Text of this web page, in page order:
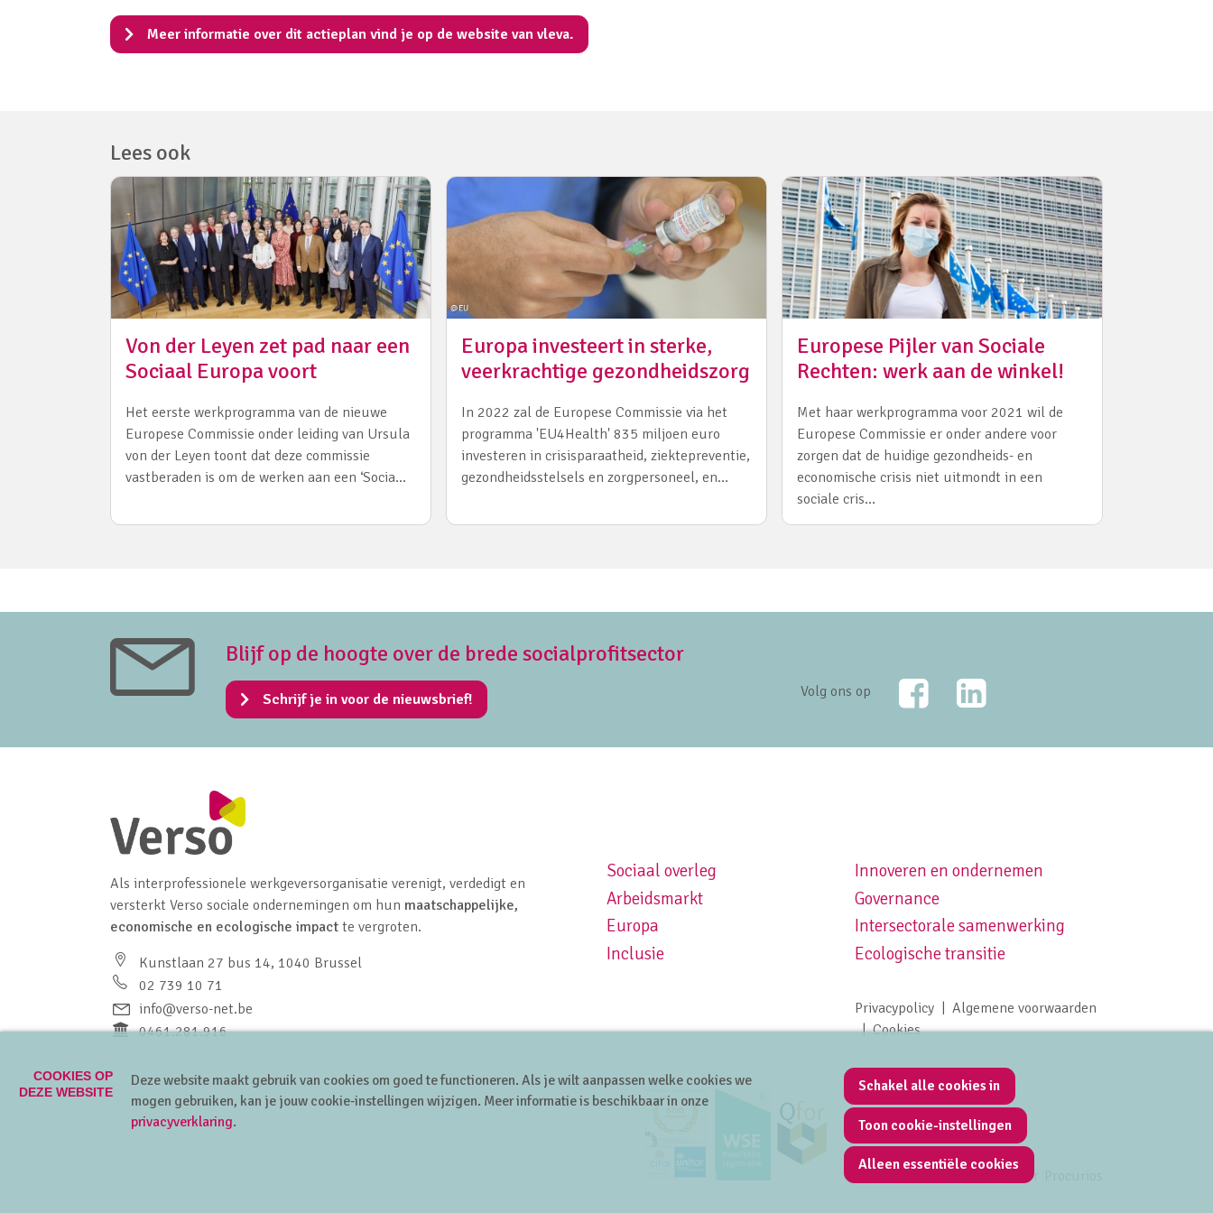
Meer informatie over dit actieplan vind je op de website van vleva.
Lees ook
Von der Leyen zet pad naar een
Sociaal Europa voort
Het eerste werkprogramma van de nieuwe
Europese Commissie onder leiding van Ursula
von der Leyen toont dat deze commissie
vastberaden is om de werken aan een ‘Socia…
Europa investeert in sterke,
veerkrachtige gezondheidszorg
In 2022 zal de Europese Commissie via het
programma 'EU4Health' 835 miljoen euro
investeren in crisisparaatheid, ziektepreventie,
gezondheidsstelsels en zorgpersoneel, en…
Europese Pijler van Sociale
Rechten: werk aan de winkel!
Met haar werkprogramma voor 2021 wil de
Europese Commissie er onder andere voor
zorgen dat de huidige gezondheids- en
economische crisis niet uitmondt in een
sociale cris…
Blijf op de hoogte over de brede socialprofitsector
Schrijf je in voor de nieuwsbrief! Volg ons op
FacebookLinkedIn
Als interprofessionele werkgeversorganisatie verenigt, verdedigt en
versterkt Verso sociale ondernemingen om hun maatschappelijke,
economische en ecologische impact te vergroten.
Kunstlaan 27 bus 14, 1040 Brussel
02 739 10 71
info@verso-net.be
0461.281.916
Footer navigation left
Sociaal overleg
Arbeidsmarkt
Europa
Inclusie
Footer navigation right
Innoveren en ondernemen
Governance
Intersectorale samenwerking
Ecologische transitie
Footer meta navigation
Privacypolicy
Algemene voorwaarden
Cookies
Mede mogelijk gemaakt door
COOKIES OP
DEZE WEBSITE
Deze website maakt gebruik van cookies om goed te functioneren. Als je wilt aanpassen welke cookies we
mogen gebruiken, kan je jouw cookie-instellingen wijzigen. Meer informatie is beschikbaar in onze
privacyverklaring.
Schakel alle cookies in
Toon cookie-instellingen
Alleen essentiële cookies